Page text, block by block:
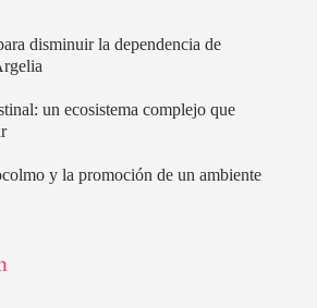
disminuir la dependencia de
un ecosistema complejo que
y la promoción de un ambiente